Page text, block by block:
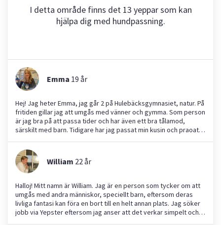
I detta område finns det 13 yeppar som kan
hjälpa dig med hundpassning.
Emma 19 år
Hej! Jag heter Emma, jag går 2 på Hulebäcksgymnasiet, natur. På
fritiden gillar jag att umgås med vänner och gymma. Som person
är jag bra på att passa tider och har även ett bra tålamod,
särskilt med barn. Tidigare har jag passat min kusin och praoat
fastighetsskötare på stena fastigheter i 3 veckor. Det innebar
bland annat målning och ogräsrensning.
William 22år
Halloj! Mitt namn är William. Jag är en person som tycker om att
umgås med andra människor, speciellt barn, eftersom deras
livliga fantasi kan föra en bort till en helt annan plats. Jag söker
jobb via Yepster eftersom jag anser att det verkar simpelt och